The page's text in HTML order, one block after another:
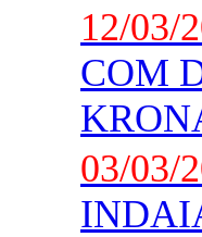
12/03/
COM
03/03/